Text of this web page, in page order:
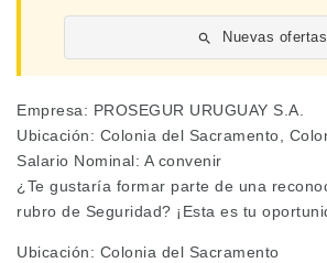
Nuevas ofertas
Empresa: PROSEGUR URUGUAY S.A.
Ubicación: Colonia del Sacramento,
Salario Nominal: A convenir
¿Te gustaría formar parte de una
rubro de Seguridad? ¡Esta es tu
Ubicación: Colonia del Sacramento